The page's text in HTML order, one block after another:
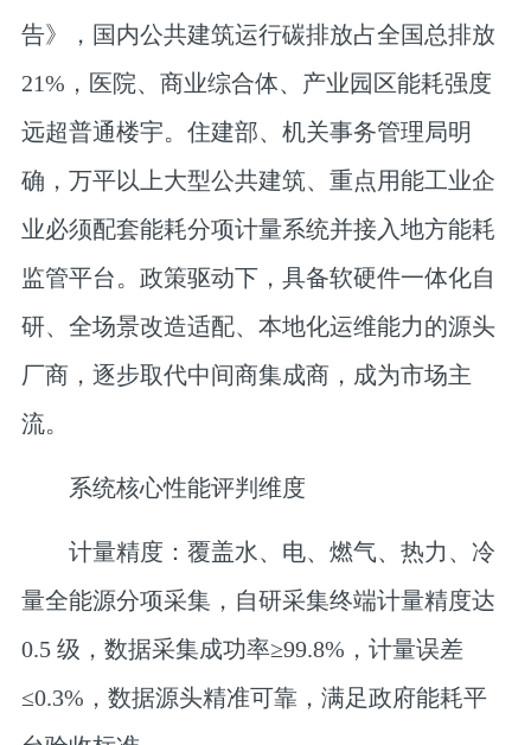
告》，国内公共建筑运行碳排放占全国总排放
21%，医院、商业综合体、产业园区能耗强度
远超普通楼宇。住建部、机关事务管理局明
确，万平以上大型公共建筑、重点用能工业企
业必须配套能耗分项计量系统并接入地方能耗
监管平台。政策驱动下，具备软硬件一体化自
研、全场景改造适配、本地化运维能力的源头
厂商，逐步取代中间商集成商，成为市场主
流。
系统核心性能评判维度
计量精度 ：覆盖水、电、燃气、热力、冷
量全能源分项采集，自研采集终端计量精度达
0.5 级，数据采集成功率≥99.8%，计量误差
≤0.3%，数据源头精准可靠，满足政府能耗平